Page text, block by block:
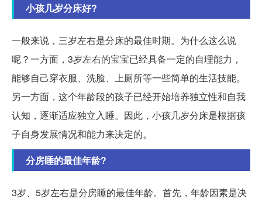
小孩几岁分床好?
一般来说，三岁左右是分床的最佳时期。为什么这么说
呢？一方面，3岁左右的宝宝已经具备一定的自理能力，
能够自己穿衣服、洗脸、上厕所等一些简单的生活技能。
另一方面，这个年龄段的孩子已经开始培养独立性和自我
认知，逐渐适应独立入睡。因此，小孩几岁分床是根据孩
子自身发展情况和能力来决定的。
分房睡的最佳年龄?
3岁、5岁左右是分房睡的最佳年龄。首先，年龄因素是决